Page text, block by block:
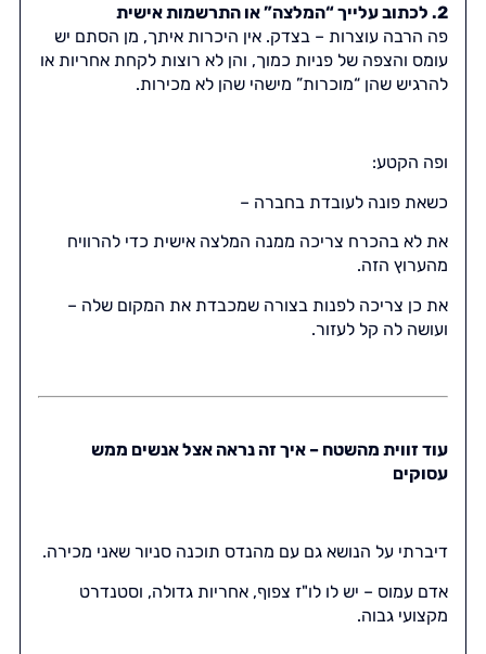
2. לכתוב עלייך “המלצה” או התרשמות אישית
פה הרבה עוצרות – בצדק. אין היכרות איתך, מן הסתם יש
עומס והצפה של פניות כמוך, והן לא רוצות לקחת אחריות או
להרגיש שהן “מוכרות” מישהי שהן לא מכירות.
ופה הקטע:
כשאת פונה לעובדת בחברה –
את לא בהכרח צריכה ממנה המלצה אישית כדי להרוויח
מהערוץ הזה.
את כן צריכה לפנות בצורה שמכבדת את המקום שלה –
ועושה לה קל לעזור.
עוד זווית מהשטח – איך זה נראה אצל אנשים ממש
עסוקים
דיברתי על הנושא גם עם מהנדס תוכנה סניור שאני מכירה.
אדם עמוס – יש לו לו"ז צפוף, אחריות גדולה, וסטנדרט
מקצועי גבוה.